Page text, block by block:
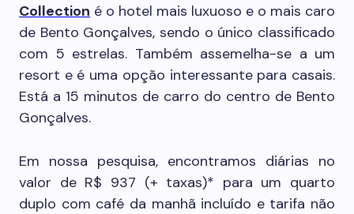
Collection é o hotel mais luxuoso e o mais caro
de Bento Gonçalves, sendo o único classificado
com 5 estrelas. Também assemelha-se a um
resort e é uma opção interessante para casais.
Está a 15 minutos de carro do centro de Bento
Gonçalves.
Em nossa pesquisa, encontramos diárias no
valor de R$ 937 (+ taxas)* para um quarto
duplo com café da manhã incluído e tarifa não